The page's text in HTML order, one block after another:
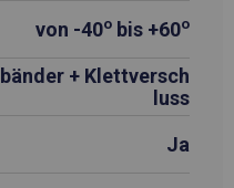
von -40o bis +60o
+ Klettversch
luss
Ja